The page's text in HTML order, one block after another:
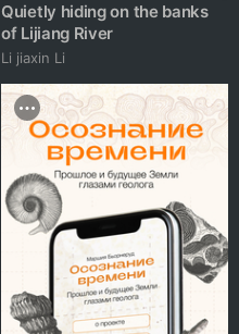
Quietly hiding on the banks
of Lijiang River
Li jiaxin Li